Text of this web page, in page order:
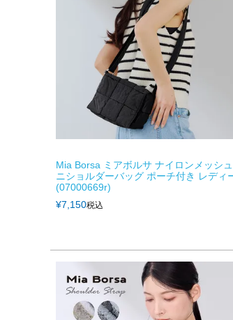
Mia Borsa ミアボルサ ナイロンメッシュ
ニショルダーバッグ ポーチ付き レディ
(07000669r)
¥7,150税込